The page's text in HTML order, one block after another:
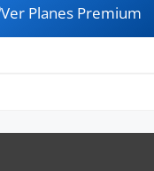
Ver Planes Premium